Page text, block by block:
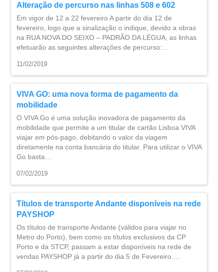
Alteração de percurso nas linhas 508 e 602
Em vigor de 12 a 22 fevereiro A partir do dia 12 de
fevereiro, logo que a sinalização o indique, devido a obras
na RUA NOVA DO SEIXO – PADRÃO DA LÉGUA, as linhas
efetuarão as seguintes alterações de percurso:…
11/02/2019
VIVA GO: uma nova forma de pagamento da
mobilidade
O VIVA Go é uma solução inovadora de pagamento da
mobilidade que permite a um titular de cartão Lisboa VIVA
viajar em pós-pago, debitando o valor da viagem
diretamente na conta bancária do titular. Para utilizar o VIVA
Go basta…
07/02/2019
Títulos de transporte Andante disponíveis na rede
PAYSHOP
Os títulos de transporte Andante (válidos para viajar no
Metro do Porto), bem como os títulos exclusivos da CP
Porto e da STCP, passam a estar disponíveis na rede de
vendas PAYSHOP já a partir do dia 5 de Fevereiro….